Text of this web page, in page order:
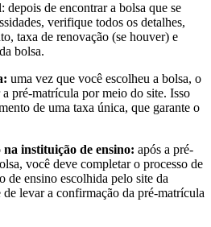
depois de encontrar a bolsa que se
verifique todos os detalhes,
taxa de renovação (se houver) e
bolsa.
uma vez que você escolheu a bolsa, o
pré-matrícula por meio do site. Isso
de uma taxa única, que garante o
na instituição de ensino: após a pré-
você deve completar o processo de
de ensino escolhida pelo site da
levar a confirmação da pré-matrícula